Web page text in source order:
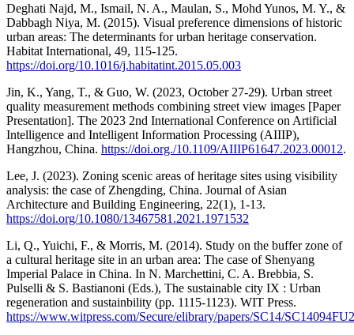
Deghati Najd, M., Ismail, N. A., Maulan, S., Mohd Yunos, M. Y., &
Dabbagh Niya, M. (2015). Visual preference dimensions of historic
urban areas: The determinants for urban heritage conservation.
Habitat International, 49, 115-125.
https://doi.org/10.1016/j.habitatint.2015.05.003
Jin, K., Yang, T., & Guo, W. (2023, October 27-29). Urban street
quality measurement methods combining street view images [Paper
Presentation]. The 2023 2nd International Conference on Artificial
Intelligence and Intelligent Information Processing (AIIIP),
Hangzhou, China. https://doi.org./10.1109/AIIIP61647.2023.00012.
Lee, J. (2023). Zoning scenic areas of heritage sites using visibility
analysis: the case of Zhengding, China. Journal of Asian
Architecture and Building Engineering, 22(1), 1-13.
https://doi.org/10.1080/13467581.2021.1971532
Li, Q., Yuichi, F., & Morris, M. (2014). Study on the buffer zone of
a cultural heritage site in an urban area: The case of Shenyang
Imperial Palace in China. In N. Marchettini, C. A. Brebbia, S.
Pulselli & S. Bastianoni (Eds.), The sustainable city IX : Urban
regeneration and sustainbility (pp. 1115-1123). WIT Press.
https://www.witpress.com/Secure/elibrary/papers/SC14/